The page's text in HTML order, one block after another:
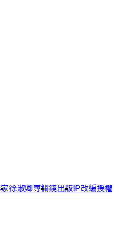
徐淑卿專欄鏡出版 IP改編授權